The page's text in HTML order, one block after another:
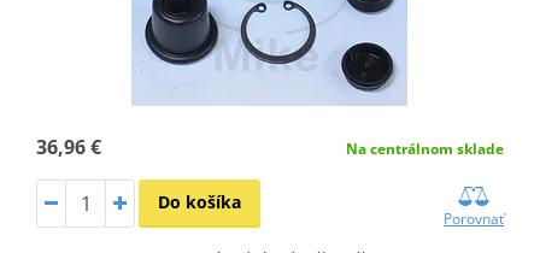
36,96 € Na centrálnom sklade
Do košíka
Porovnať